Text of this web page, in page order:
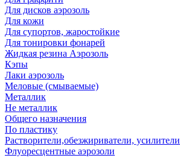
Для дисков аэрозоль
Для кожи
Для супортов, жаростойкие
Для тонировки фонарей
Жидкая резина Аэрозоль
Кэпы
Лаки аэрозоль
Меловые (смываемые)
Металлик
Не металлик
Общего назначения
По пластику
Растворители,обезжириватели, усилители
Флуоресцентные аэрозоли